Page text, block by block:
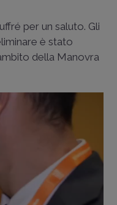
per un saluto. Gli
è stato
della Manovra